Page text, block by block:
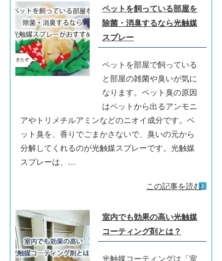
ペットを飼っている部屋を
除菌・消臭するなら光触媒
スプレー
ペットを部屋で飼っている
と部屋の雑菌や臭いが気に
なります。ペット臭の原因
はペットから出るアンモニ
アやトリメチルアミンなどのニオイ成分です。ペ
ット臭を、香りでごまかさないで、臭いの元から
分解してくれるのが光触媒スプレーです。光触媒
スプレーは、…
この記事を読む
室内でも効果の高い光触媒
コーティング剤とは？
光触媒コーティングは「室